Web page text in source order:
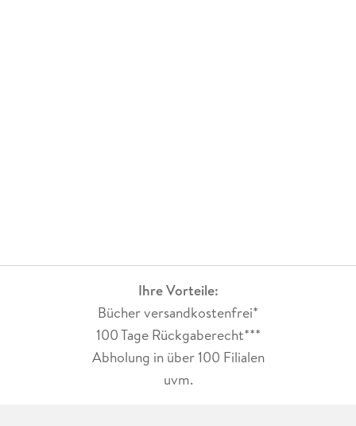
Ihre Vorteile:
Bücher versandkostenfrei*
100 Tage Rückgaberecht***
Abholung in über 100 Filialen
uvm.